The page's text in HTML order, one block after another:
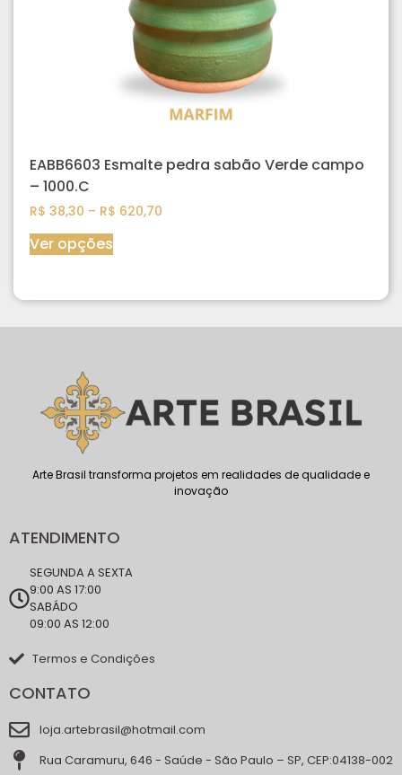
EABB6603 Esmalte pedra sabão Verde campo
– 1000.C
R$ 38,30 – R$ 620,70
Ver opções
Arte Brasil transforma projetos em realidades de qualidade e
inovação
ATENDIMENTO
SEGUNDA A SEXTA
9:00 AS 17:00
SABÁDO
09:00 AS 12:00
Termos e Condições
CONTATO
loja.artebrasil@hotmail.com
Rua Caramuru, 646 - Saúde - São Paulo – SP, CEP:04138-002